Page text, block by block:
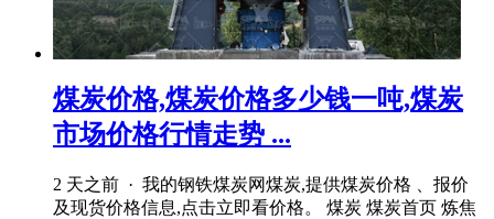
煤炭价格,煤炭价格多少钱一吨,煤炭
市场价格行情走势 ...
2 天之前 · 我的钢铁煤炭网煤炭,提供煤炭价格 、报价
及现货价格信息,点击立即看价格。 煤炭 煤炭首页 炼焦